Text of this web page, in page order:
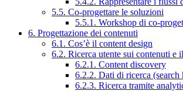
5.5. Co-progettare le soluzioni
5.5.1. Workshop di co-
6. Progettazione dei contenuti
6.1. Cos’è il content design
6.2. Ricerca utente sui contenuti e
6.2.1. Content discovery
6.2.2. Dati di ricerca (search
6.2.3. Ricerca tramite